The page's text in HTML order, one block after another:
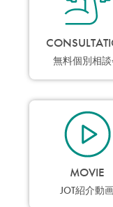
無料個別相談
MOVIE
JOT紹介動